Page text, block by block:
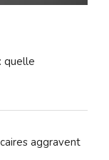
quelle
aggravent